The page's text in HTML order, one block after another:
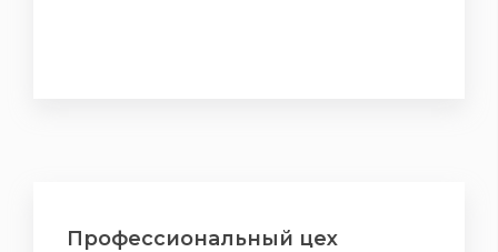
Профессиональный цех